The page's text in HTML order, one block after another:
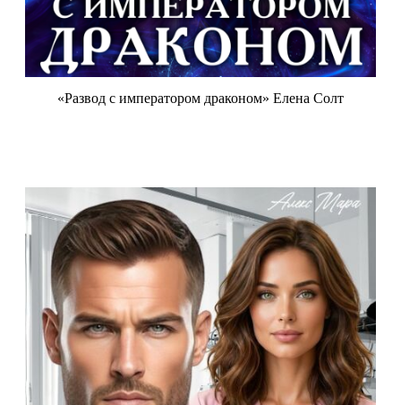
«Развод с императором драконом» Елена Солт